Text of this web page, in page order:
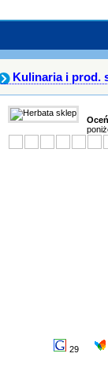
Kulinaria i prod.
29